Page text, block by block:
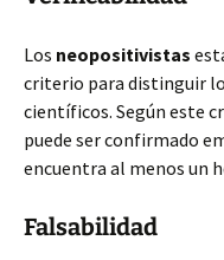
Los neopositivistas
criterio para distinguir
científicos. Según este
puede ser confirmado
encuentra al menos un
Falsabilidad